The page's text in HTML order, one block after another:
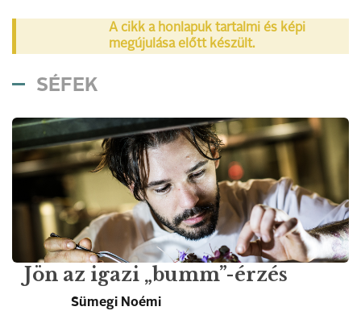
A cikk a honlapuk tartalmi és képi
megújulása előtt készült.
SÉFEK
Jön az igazi „bumm”-érzés
Sümegi Noémi